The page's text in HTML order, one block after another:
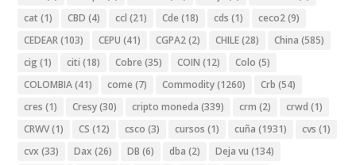
cat (1) CBD (4) ccl (21) Cde (18) cds (1) ceco2(9)
CEDEAR(103) CEPU (41) CGPA2(2) CHILE(28) China (585)
cig (1) citi (18) Cobre (35) COIN (12) Colo (5)
COLOMBIA(41) come (7) Commodity(1260) Crb (54)
cres (1) Cresy(30) cripto moneda (339) crm (2) crwd (1)
CRWV(1) CS (12) csco (3) cursos (1) cuña (1931) cvs (1)
cvx (33) Dax (26) DB (6) dba (2) Deja vu (134)